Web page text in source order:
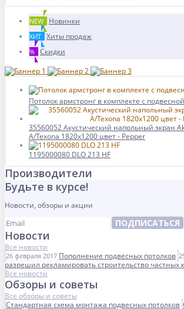
NEW Новинки
ХИТ Хиты продаж
% Скидки
Потолок армстронг в комплекте с
35560052 Акустический напольный экран
A/Texona 1820x1200 цвет - Pepper
1195000080 DLO 213 HF
Производители
Будьте в курсе!
Новости, обзоры и акции
ПОДПИСАТЬСЯ
Новости
Все новости
26 февраля 2017 Пополнение подвесных потолков
разрешил рекламировать строительство частных
Все новости
Обзоры и советы
Все обзоры и советы
Стандартная схема монтажа подвесных потолков